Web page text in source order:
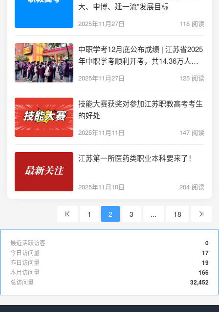
大、申博、建一流”发展目标
2025年11月27日 118 阅读
中职学考12月底公布成绩 | 江苏省2025
年中职学考顺利开考，共14.36万人报
2025年11月27日 125 阅读
技能大赛获奖对参加江苏职教高考考生
的好处
2025年11月11日 147 阅读
江苏第一所医药类职业本科要来了！
2025年11月10日 204 阅读
1 2 3 ... 18
0
最近活跃访客
17
今日访问量
19
昨日访问量
166
本月访问量
32,452
总访问量